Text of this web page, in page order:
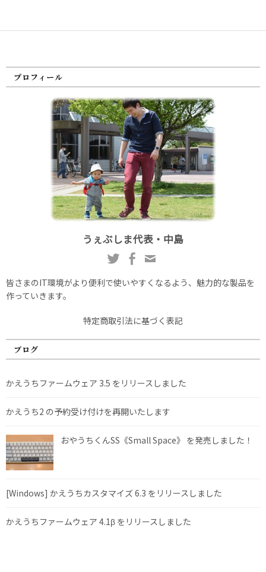
プロフィール
うぇぶしま代表・中島
皆さまのIT環境がより便利で使いやすくなるよう、魅力的な製品を
作っていきます。
特定商取引法に基づく表記
ブログ
かえうちファームウェア 3.5 をリリースしました
かえうち2 の予約受け付けを再開いたします
おやうちくんSS《Small Space》 を発売しました！
[Windows] かえうちカスタマイズ 6.3 をリリースしました
かえうちファームウェア 4.1β をリリースしました